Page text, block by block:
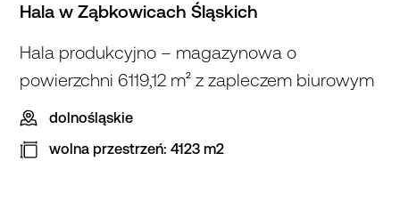
Hala w Ząbkowicach Śląskich
Hala produkcyjno – magazynowa o
powierzchni 6119,12 m² z zapleczem biurowym
dolnośląskie
wolna przestrzeń: 4123 m2